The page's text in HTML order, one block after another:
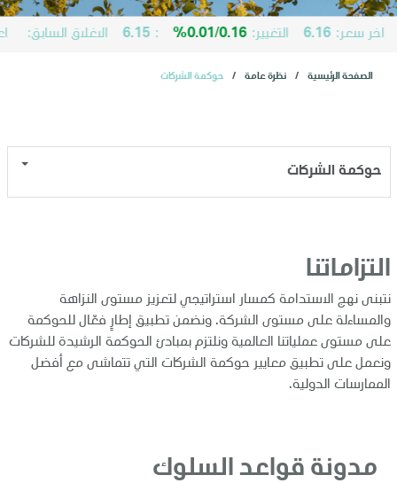
أعمالنا
الممارسات البيئية والاجتماعية والحوكمة
المستثمرون
خدمات
الأخبار
تواصل معنا
سعر: 6.16 التغيير: 0.01/0.16%
:
6.15 الاغلاق السابق: اعلى:
الصفحة الرئيسية نظرة عامة حوكمة الشركات
حوكمة الشركات
التزاماتنا
نتبنى نهج الاستدامة كمسار استراتيجي لتعزيز مستوى النزاهة
والمساءلة على مستوى الشركة. ونضمن تطبيق إطارٍ فعّال للحوكمة
على مستوى عملياتنا العالمية ونلتزم بمبادئ الحوكمة الرشيدة للشركات
ونعمل على تطبيق معايير حوكمة الشركات التي تتماشى مع أفضل
الممارسات الدولية.
مدونة قواعد السلوك